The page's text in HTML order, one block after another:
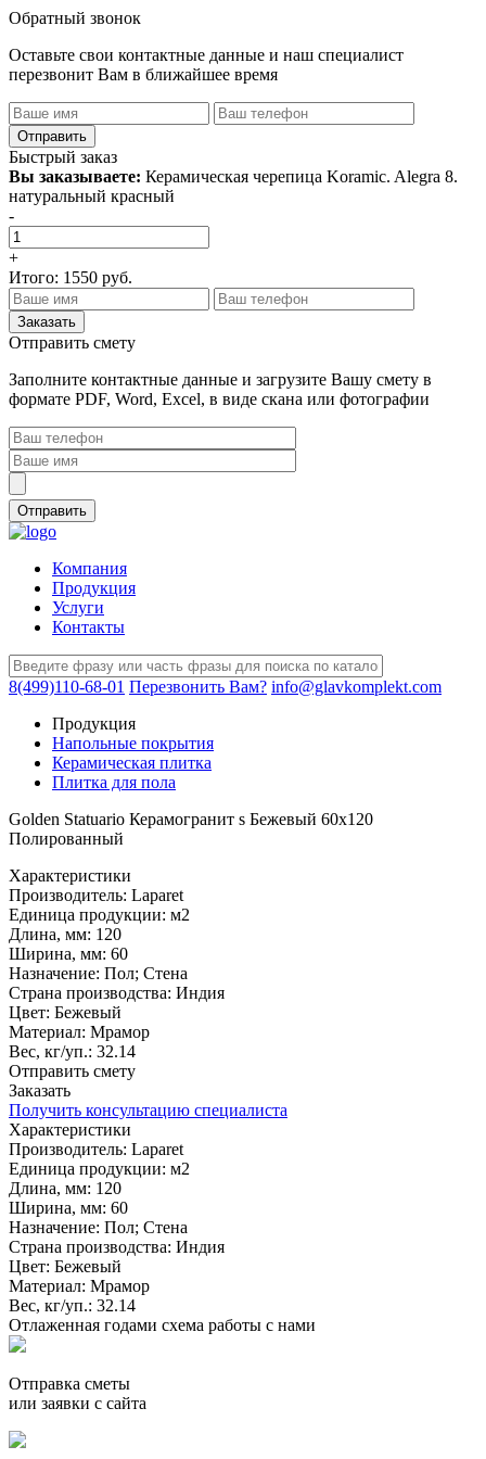
Обратный звонок
Оставьте свои контактные данные и наш специалист
перезвонит Вам в ближайшее время
Быстрый заказ
Вы заказываете: Керамическая черепица Koramic. Alegra 8.
натуральный красный
-
+
Итого: 1550 руб.
Отправить смету
Заполните контактные данные и загрузите Вашу смету в
формате PDF, Word, Excel, в виде скана или фотографии
Компания
Продукция
Услуги
Контакты
8(499)110-68-01 Перезвонить Вам? info@glavkomplekt.com
Продукция
Напольные покрытия
Керамическая плитка
Плитка для пола
Golden Statuario Керамогранит s Бежевый 60x120
Полированный
Характеристики
Производитель: Laparet
Единица продукции: м2
Длина, мм: 120
Ширина, мм: 60
Назначение: Пол; Стена
Страна производства: Индия
Цвет: Бежевый
Материал: Мрамор
Вес, кг/уп.: 32.14
Отправить смету
Заказать
Получить консультацию специалиста
Характеристики
Производитель: Laparet
Единица продукции: м2
Длина, мм: 120
Ширина, мм: 60
Назначение: Пол; Стена
Страна производства: Индия
Цвет: Бежевый
Материал: Мрамор
Вес, кг/уп.: 32.14
Отлаженная годами схема работы с нами
Отправка сметы
или заявки с сайта